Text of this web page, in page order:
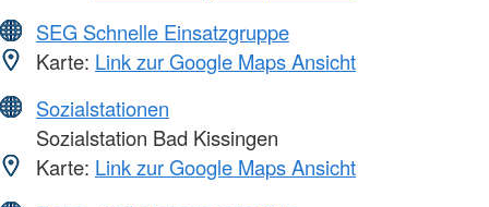
SEG Schnelle Einsatzgruppe
Karte: Link zur Google Maps Ansicht
Sozialstationen
Sozialstation Bad Kissingen
Karte: Link zur Google Maps Ansicht